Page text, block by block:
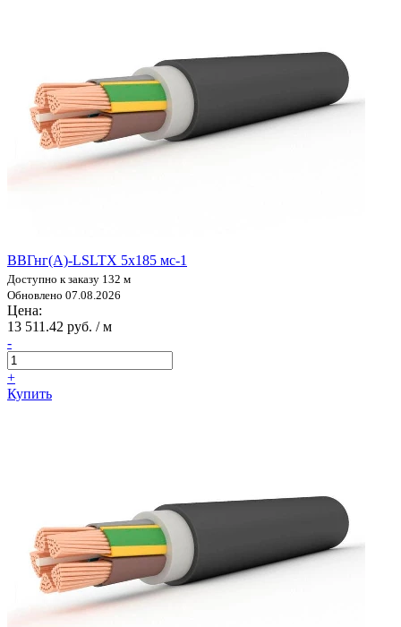
ВВГнг(А)-LSLTX 5х185 мс-1
Доступно к заказу 132 м
Обновлено 07.08.2026
Цена:
13 511.42 руб. / м
-
+
Купить